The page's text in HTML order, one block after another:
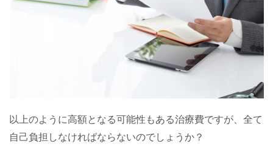
以上のように高額となる可能性もある治療費ですが、全て
自己負担しなければならないのでしょうか？